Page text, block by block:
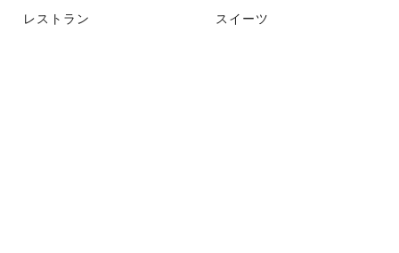
レストラン スイーツ